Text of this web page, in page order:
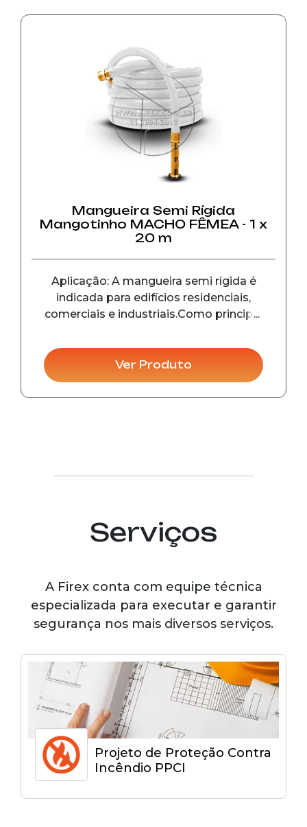
Mangueira Semi Rígida
Mangotinho MACHO FÊMEA - 1 x
20 m
Aplicação: A mangueira semi rígida é
indicada para edifícios residenciais,
comerciais e industriais.Como principal
caso de incêndio, pois não demanda
montagem de peças na hora de utilizar.
Ver Produto
Serviços
A Firex conta com equipe técnica
especializada para executar e garantir
segurança nos mais diversos serviços.
Projeto de Proteção Contra
Incêndio PPCI